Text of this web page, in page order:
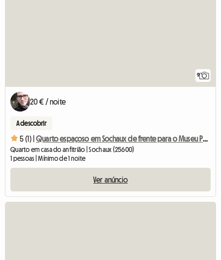
9
20 € / noite
A descobrir
5 (1) | Quarto espaçoso em Sochaux de frente para o Museu Peugeot
Quarto em casa do anfitrião | Sochaux (25600)
1 pessoas | Mínimo de 1 noite
Ver anúncio